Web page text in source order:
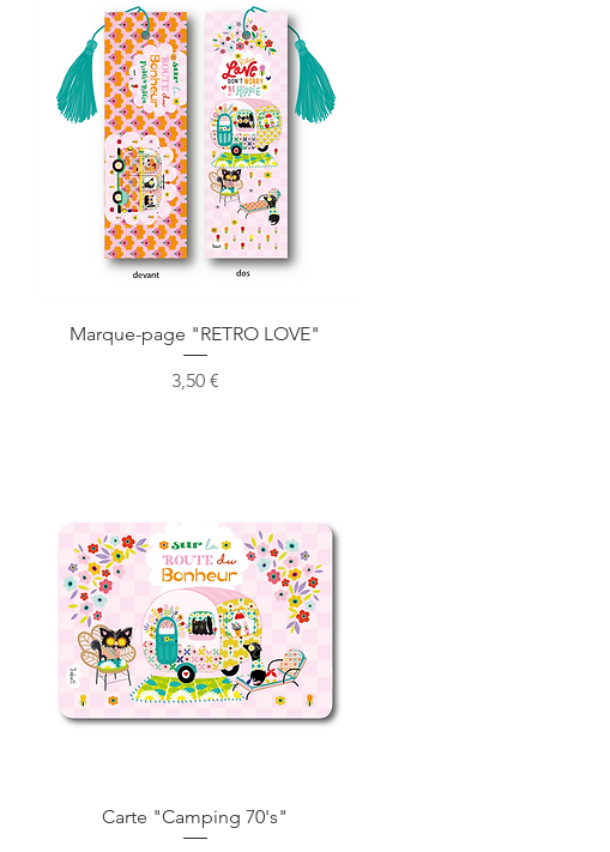
Aperçu rapide
Marque-page "RETRO LOVE"
Prix
3,50 €
Aperçu rapide
Carte "Camping 70's"